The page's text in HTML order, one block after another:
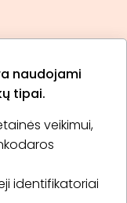
naudojami
tipai.
veikimui,
identifikatoriai